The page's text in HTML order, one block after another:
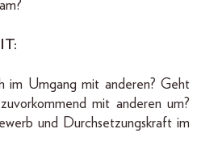
im Umgang mit anderen? Geht
mit anderen um?
und Durchsetzungskraft im